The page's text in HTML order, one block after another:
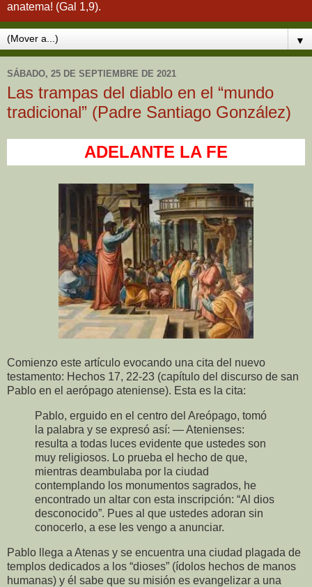
anatema! (Gal 1,9).
▼
SÁBADO, 25 DE SEPTIEMBRE DE 2021
Las trampas del diablo en el “mundo
tradicional” (Padre Santiago González)
ADELANTE LA FE
Comienzo este artículo evocando una cita del nuevo
testamento: Hechos 17, 22-23 (capítulo del discurso de san
Pablo en el aerópago ateniense). Esta es la cita:
Pablo, erguido en el centro del Areópago, tomó
la palabra y se expresó así: — Atenienses:
resulta a todas luces evidente que ustedes son
muy religiosos. Lo prueba el hecho de que,
mientras deambulaba por la ciudad
contemplando los monumentos sagrados, he
encontrado un altar con esta inscripción: “Al dios
desconocido”. Pues al que ustedes adoran sin
conocerlo, a ese les vengo a anunciar.
Pablo llega a Atenas y se encuentra una ciudad plagada de
templos dedicados a los “dioses” (ídolos hechos de manos
humanas) y él sabe que su misión es evangelizar a una